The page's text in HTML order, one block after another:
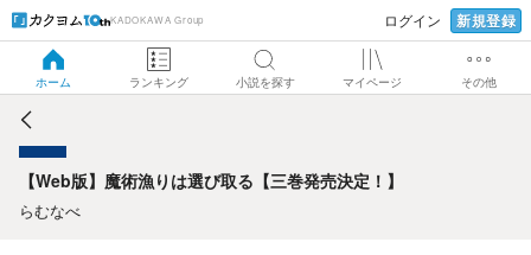
KADOKAWA Group ログイン 新規登録
ホーム ランキング 小説を探す マイページ その他
【Web版】魔術漁りは選び取る【三巻発売決定！】
【Web版】魔術漁りは選び取る【三巻発売決定！】
らむなべ